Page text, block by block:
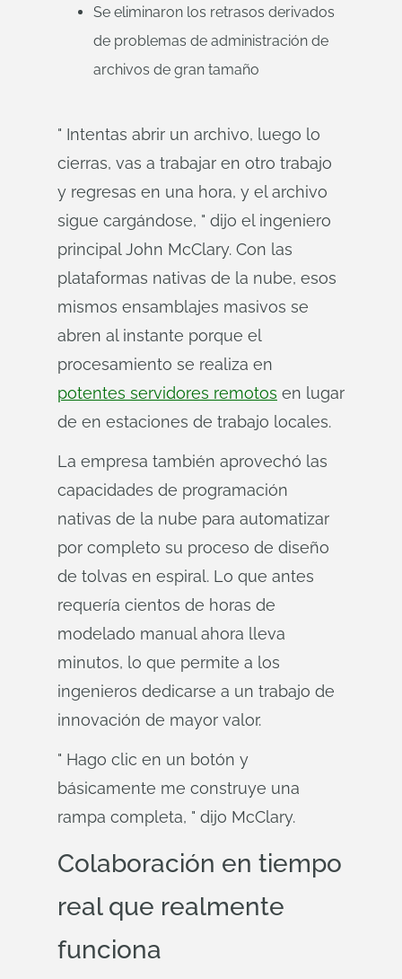
Se eliminaron los retrasos derivados
de problemas de administración de
archivos de gran tamaño
" Intentas abrir un archivo, luego lo
cierras, vas a trabajar en otro trabajo
y regresas en una hora, y el archivo
sigue cargándose, " dijo el ingeniero
principal John McClary. Con las
plataformas nativas de la nube, esos
mismos ensamblajes masivos se
abren al instante porque el
procesamiento se realiza en
potentes servidores remotos en lugar
de en estaciones de trabajo locales.
La empresa también aprovechó las
capacidades de programación
nativas de la nube para automatizar
por completo su proceso de diseño
de tolvas en espiral. Lo que antes
requería cientos de horas de
modelado manual ahora lleva
minutos, lo que permite a los
ingenieros dedicarse a un trabajo de
innovación de mayor valor.
" Hago clic en un botón y
básicamente me construye una
rampa completa, " dijo McClary.
Colaboración en tiempo
real que realmente
funciona